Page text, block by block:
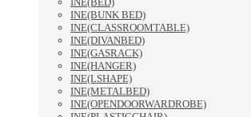
INE(BUNK BED)
INE(CLASSROOMTABLE)
INE(DIVANBED)
INE(GASRACK)
INE(HANGER)
INE(LSHAPE)
INE(METALBED)
INE(OPENDOORWARDROBE)